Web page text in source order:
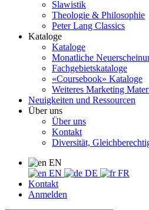
Slawistik
Theologie & Philosophie
Peter Lang Classics
Kataloge
Kataloge
Monatliche
Fachgebietskataloge
«Coursebook» Kataloge
Weiteres Marketing
Neuigkeiten und Ressourcen
Über uns
Über uns
Kontakt
Diversität,
EN
EN
DE
FR
Kontakt
Anmelden